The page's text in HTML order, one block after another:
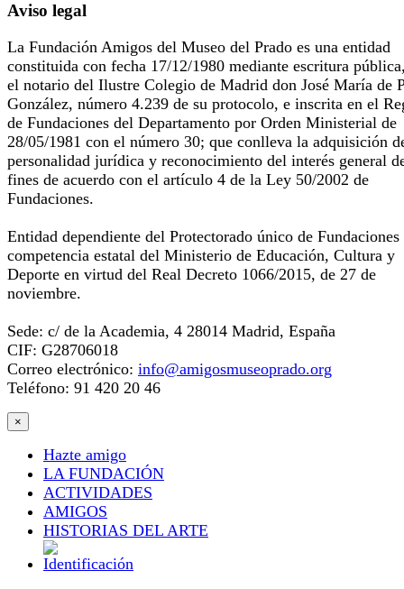
Aviso legal
La Fundación Amigos del Museo del Prado es una entidad
constituida con fecha 17/12/1980 mediante escritura
el notario del Ilustre Colegio de Madrid don José María de
González, número 4.239 de su protocolo, e inscrita en el
de Fundaciones del Departamento por Orden Ministerial de
28/05/1981 con el número 30; que conlleva la adquisición
personalidad jurídica y reconocimiento del interés general
fines de acuerdo con el artículo 4 de la Ley 50/2002 de
Fundaciones.
Entidad dependiente del Protectorado único de Fundaciones
competencia estatal del Ministerio de Educación, Cultura y
Deporte en virtud del Real Decreto 1066/2015, de 27 de
noviembre.
Sede: c/ de la Academia, 4 28014 Madrid, España
CIF: G28706018
Correo electrónico: info@amigosmuseoprado.org
Teléfono: 91 420 20 46
×
Hazte amigo
LA FUNDACIÓN
ACTIVIDADES
AMIGOS
HISTORIAS DEL ARTE